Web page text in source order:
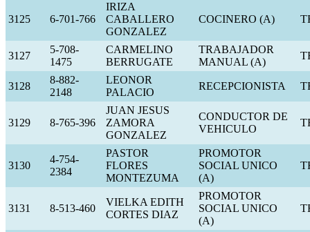
3125 6-701-766
IRIZA
CABALLERO
GONZALEZ
COCINERO (A)
3127
5-708-
1475
CARMELINO
BERRUGATE
TRABAJADOR
MANUAL (A)
3128
8-882-
2148
LEONOR
PALACIO
RECEPCIONISTA
3129 8-765-396
JUAN JESUS
ZAMORA
GONZALEZ
CONDUCTOR DE
VEHICULO
3130
4-754-
2384
PASTOR
FLORES
MONTEZUMA
PROMOTOR
SOCIAL UNICO
(A)
3131 8-513-460
VIELKA EDITH
CORTES DIAZ
PROMOTOR
SOCIAL UNICO
(A)